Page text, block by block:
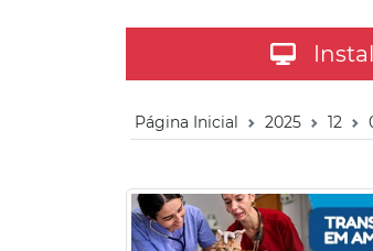
Página Inicial 2025 12